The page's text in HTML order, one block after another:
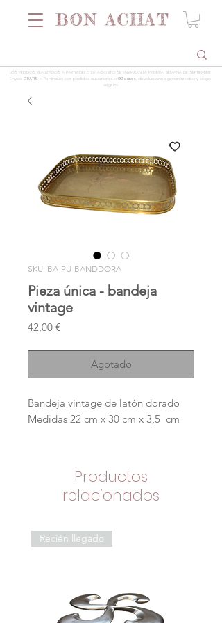
LOS PEDIDOS REALIZADOS A PARTIR DEL 5 DE AGOSTO SE ENVIARÁN LA PRIMERA SEMANA DE SEPTIEMBRE
Envios GRATIS a Península por pedidos superiores a 99 euros , devoluciones garantizadas y pago
seguro
SKU: BA-PU-BANDDORA
Pieza única - bandeja
vintage
42,00 €Precio
Agotado
Bandeja vintage de latón dorado
Medidas 22 cm x 30 cm x 3,5 cm
Productos
relacionados
Recién llegado